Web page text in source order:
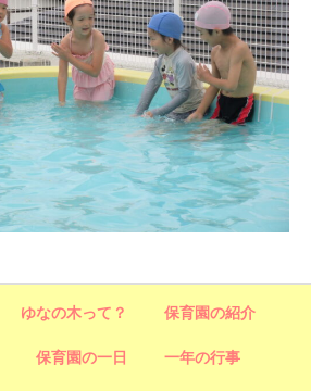
ゆなの木って？ 保育園の紹介
保育園の一日 一年の行事